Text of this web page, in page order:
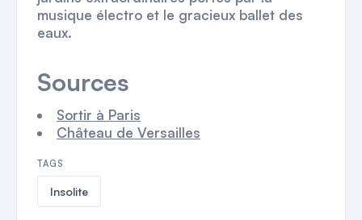
musique électro et le gracieux ballet des
eaux.
Sources
Sortir à Paris
Château de Versailles
TAGS
Insolite